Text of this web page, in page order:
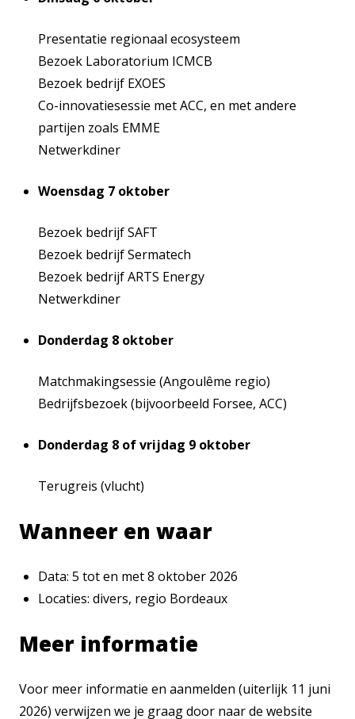
Presentatie regionaal ecosysteem
Bezoek Laboratorium ICMCB
Bezoek bedrijf EXOES
Co-innovatiesessie met ACC, en met andere
partijen zoals EMME
Netwerkdiner
Woensdag 7 oktober
Bezoek bedrijf SAFT
Bezoek bedrijf Sermatech
Bezoek bedrijf ARTS Energy
Netwerkdiner
Donderdag 8 oktober
Matchmakingsessie (Angoulême regio)
Bedrijfsbezoek (bijvoorbeeld Forsee, ACC)
Donderdag 8 of vrijdag 9 oktober
Terugreis (vlucht)
Wanneer en waar
Data: 5 tot en met 8 oktober 2026
Locaties: divers, regio Bordeaux
Meer informatie
Voor meer informatie en aanmelden (uiterlijk 11 juni
2026) verwijzen we je graag door naar de website